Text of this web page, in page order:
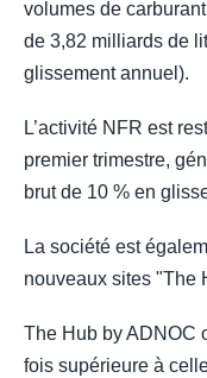
volumes de
de 3,82 milliards de
glissement annuel).
L’activité NFR est
premier trimestre,
brut de 10 % en
La société est
nouveaux sites "The
The Hub by ADNOC
fois supérieure à